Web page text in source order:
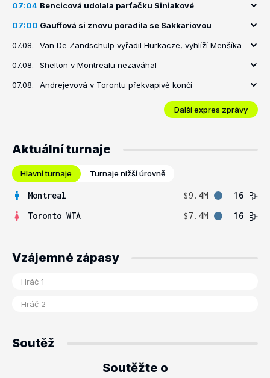
07:04 Bencicová udolala parťačku Siniakové
07:00 Gauffová si znovu poradila se Sakkariovou
07.08. Van De Zandschulp vyřadil Hurkacze, vyhlíží Menšíka
07.08. Shelton v Montrealu nezaváhal
07.08. Andrejevová v Torontu překvapivě končí
Další expres zprávy
Aktuální turnaje
Hlavní turnaje Turnaje nižší úrovně
Montreal $9.4M
16
Toronto WTA
$7.4M 16
Vzájemné zápasy
Soutěž
Soutěžte o